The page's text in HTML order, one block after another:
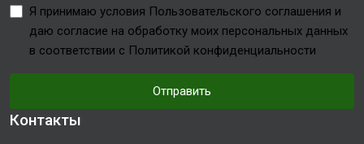
Я принимаю условия Пользовательского соглашения и
даю согласие на обработку моих персональных данных
в соответствии с Политикой конфиденциальности
Отправить
Контакты